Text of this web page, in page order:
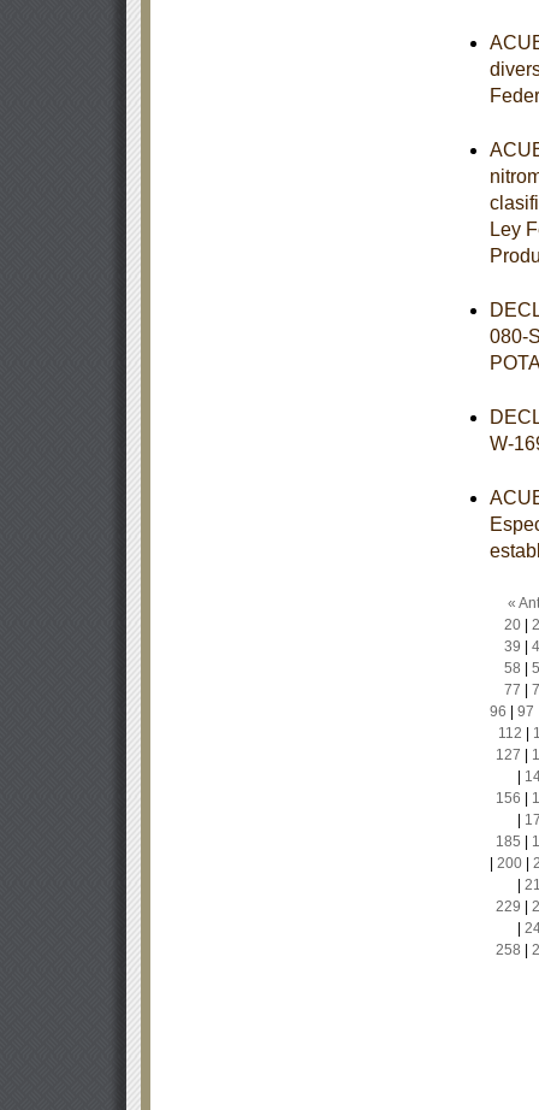
Ley
080-
W-
«
20|
39
58
77
96
97
112
127
156
185
200|
229
258